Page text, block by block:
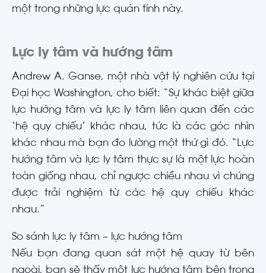
một trong những lực quán tính này.
Lực ly tâm và hướng tâm
Andrew A. Ganse, một nhà vật lý nghiên cứu tại
Đại học Washington, cho biết: “Sự khác biệt giữa
lực hướng tâm và lực ly tâm liên quan đến các
‘hệ quy chiếu’ khác nhau, tức là các góc nhìn
khác nhau mà bạn đo lường một thứ gì đó. “Lực
hướng tâm và lực ly tâm thực sự là một lực hoàn
toàn giống nhau, chỉ ngược chiều nhau vì chúng
được trải nghiệm từ các hệ quy chiếu khác
nhau.”
So sánh lực ly tâm – lực hướng tâm
Nếu bạn đang quan sát một hệ quay từ bên
ngoài, bạn sẽ thấy một lực hướng tâm bên trong